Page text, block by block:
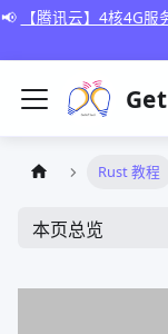
📢
【腾讯云】4核4G
Rust 教程
本页总览